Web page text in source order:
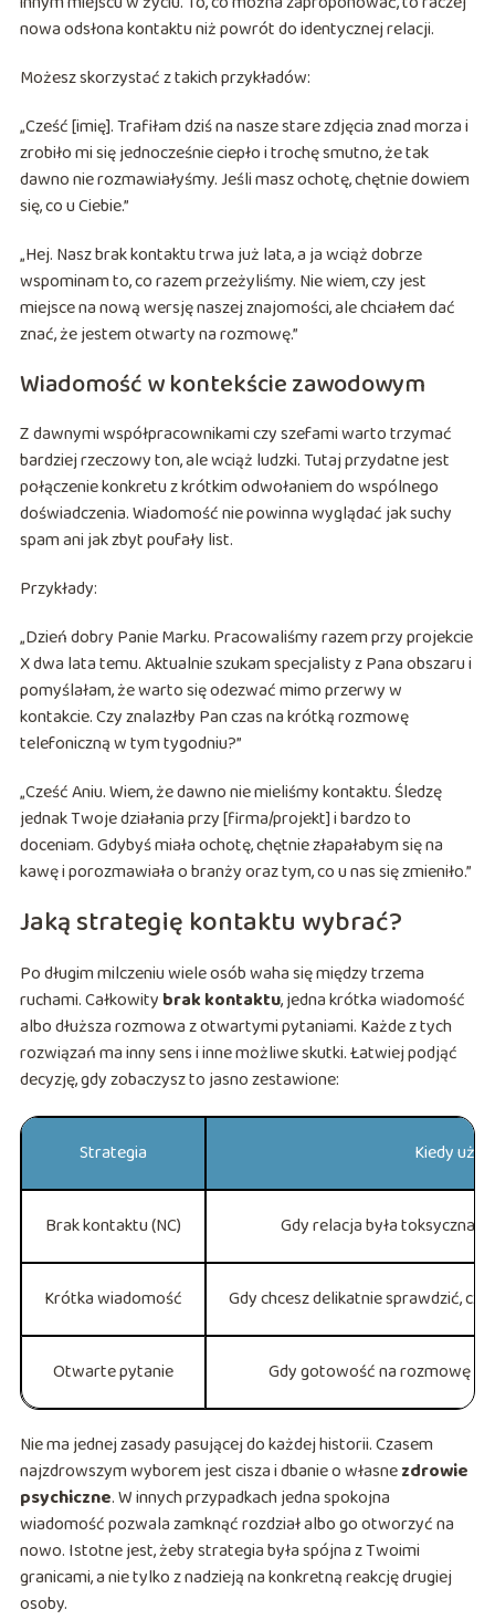
nowa odsłona kontaktu niż powrót do identycznej relacji.
Możesz skorzystać z takich przykładów:
„Cześć [imię]. Trafiłam dziś na nasze stare zdjęcia znad morza i
zrobiło mi się jednocześnie ciepło i trochę smutno, że tak
dawno nie rozmawiałyśmy. Jeśli masz ochotę, chętnie dowiem
się, co u Ciebie.”
„Hej. Nasz brak kontaktu trwa już lata, a ja wciąż dobrze
wspominam to, co razem przeżyliśmy. Nie wiem, czy jest
miejsce na nową wersję naszej znajomości, ale chciałem dać
znać, że jestem otwarty na rozmowę.”
Wiadomość w kontekście zawodowym
Z dawnymi współpracownikami czy szefami warto trzymać
bardziej rzeczowy ton, ale wciąż ludzki. Tutaj przydatne jest
połączenie konkretu z krótkim odwołaniem do wspólnego
doświadczenia. Wiadomość nie powinna wyglądać jak suchy
spam ani jak zbyt poufały list.
Przykłady:
„Dzień dobry Panie Marku. Pracowaliśmy razem przy projekcie
X dwa lata temu. Aktualnie szukam specjalisty z Pana obszaru i
pomyślałam, że warto się odezwać mimo przerwy w
kontakcie. Czy znalazłby Pan czas na krótką rozmowę
telefoniczną w tym tygodniu?”
„Cześć Aniu. Wiem, że dawno nie mieliśmy kontaktu. Śledzę
jednak Twoje działania przy [firma/projekt] i bardzo to
doceniam. Gdybyś miała ochotę, chętnie złapałabym się na
kawę i porozmawiała o branży oraz tym, co u nas się zmieniło.”
Jaką strategię kontaktu wybrać?
Po długim milczeniu wiele osób waha się między trzema
ruchami. Całkowity brak kontaktu, jedna krótka wiadomość
albo dłuższa rozmowa z otwartymi pytaniami. Każde z tych
rozwiązań ma inny sens i inne możliwe skutki. Łatwiej podjąć
decyzję, gdy zobaczysz to jasno zestawione:
Strategia Kiedy użyć
Brak kontaktu (NC) Gdy relacja była toksyczna
Krótka wiadomość Gdy chcesz delikatnie sprawdzić,
Otwarte pytanie Gdy gotowość na rozmowę
Nie ma jednej zasady pasującej do każdej historii. Czasem
najzdrowszym wyborem jest cisza i dbanie o własnezdrowie
psychiczne. W innych przypadkach jedna spokojna
wiadomość pozwala zamknąć rozdział albo go otworzyć na
nowo. Istotne jest, żeby strategia była spójna z Twoimi
granicami, a nie tylko z nadzieją na konkretną reakcję drugiej
osoby.